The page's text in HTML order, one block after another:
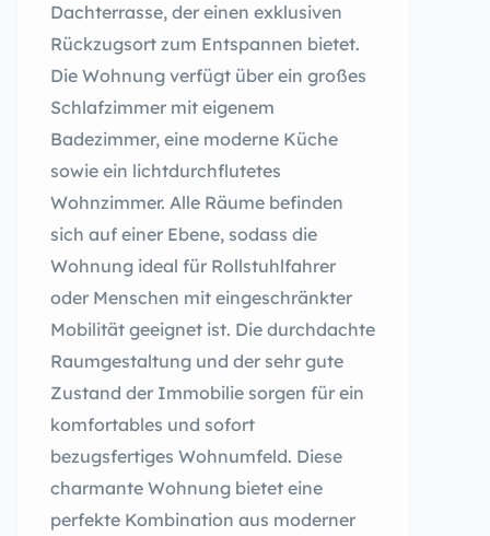
Dachterrasse, der einen exklusiven
Rückzugsort zum Entspannen bietet.
Die Wohnung verfügt über ein großes
Schlafzimmer mit eigenem
Badezimmer, eine moderne Küche
sowie ein lichtdurchflutetes
Wohnzimmer. Alle Räume befinden
sich auf einer Ebene, sodass die
Wohnung ideal für Rollstuhlfahrer
oder Menschen mit eingeschränkter
Mobilität geeignet ist. Die durchdachte
Raumgestaltung und der sehr gute
Zustand der Immobilie sorgen für ein
komfortables und sofort
bezugsfertiges Wohnumfeld. Diese
charmante Wohnung bietet eine
perfekte Kombination aus moderner